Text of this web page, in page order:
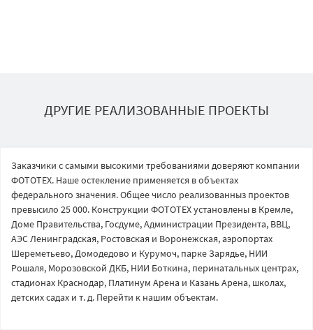
ДРУГИЕ РЕАЛИЗОВАННЫЕ ПРОЕКТЫ
Заказчики с самыми высокими требованиями доверяют компании
ФОТОТЕХ. Наше остекление применяется в объектах
федерального значения. Общее число реализованныз проектов
превысило 25 000. Конструкции ФОТОТЕХ установлены в Кремле,
Доме Правительства, Госдуме, Администрации Президента, ВВЦ,
АЭС Ленинградская, Ростовская и Воронежская, аэропортах
Шереметьево, Домодедово и Курумоч, парке Зарядье, НИИ
Рошаля, Морозовской ДКБ, НИИ Боткина, перинатальных центрах,
стадионах Краснодар, Платинум Арена и Казань Арена, школах,
детских садах и т. д. Перейти к нашим объектам.